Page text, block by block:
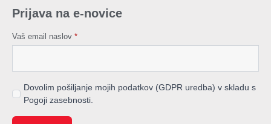
Prijava na e-novice
Vaš email naslov *
Dovolim pošiljanje mojih podatkov (GDPR uredba) v skladu s
Pogoji zasebnosti.